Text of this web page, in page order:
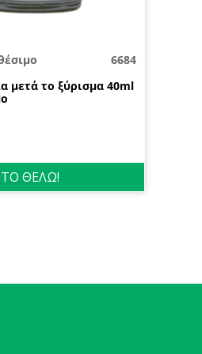
6684
μετά το ξύρισμα 40ml
ΤΟ ΘΕΛΩ!